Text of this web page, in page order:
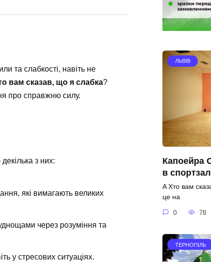
та слабкості, навіть не
вам сказав, що я слабка?
про справжню силу.
з них:
які вимагають великих
через розуміння та
у стресових ситуаціях.
ЛЬВІВ
Капоейра
в
A Хто вам
це на
0 78
ТЕРНОПІЛЬ